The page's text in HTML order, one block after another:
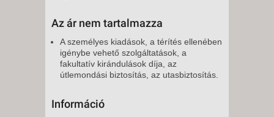
Az ár nem tartalmazza
A személyes kiadások, a térítés ellenében
igénybe vehető szolgáltatások, a
fakultatív kirándulások díja, az
útlemondási biztosítás, az utasbiztosítás.
Információ